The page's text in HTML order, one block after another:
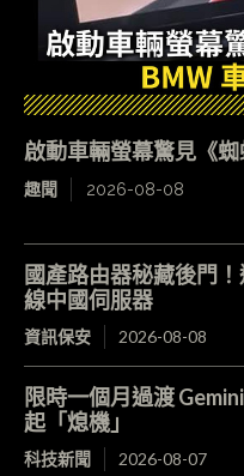
啟動車輛螢幕驚見《
趣聞 2026-08-08
國產路由器秘藏後門
線中國伺服器
資訊保安 2026-08-08
限時一個月過渡
起「熄機」
科技新聞 2026-08-07